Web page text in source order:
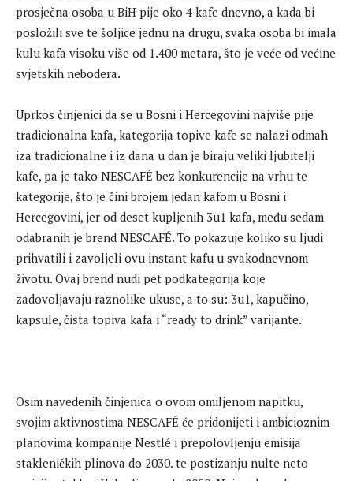
prosječna osoba u BiH pije oko 4 kafe dnevno, a kada bi
posložili sve te šoljice jednu na drugu, svaka osoba bi imala
kulu kafa visoku više od 1.400 metara, što je veće od većine
svjetskih nebodera.
Uprkos činjenici da se u Bosni i Hercegovini najviše pije
tradicionalna kafa, kategorija topive kafe se nalazi odmah
iza tradicionalne i iz dana u dan je biraju veliki ljubitelji
kafe, pa je tako NESCAFÉ bez konkurencije na vrhu te
kategorije, što je čini brojem jedan kafom u Bosni i
Hercegovini, jer od deset kupljenih 3u1 kafa, među sedam
odabranih je brend NESCAFÉ. To pokazuje koliko su ljudi
prihvatili i zavoljeli ovu instant kafu u svakodnevnom
životu. Ovaj brend nudi pet podkategorija koje
zadovoljavaju raznolike ukuse, a to su: 3u1, kapučino,
kapsule, čista topiva kafa i “ready to drink” varijante.
Osim navedenih činjenica o ovom omiljenom napitku,
svojim aktivnostima NESCAFÉ će pridonijeti i ambicioznim
planovima kompanije Nestlé i prepolovljenju emisija
stakleničkih plinova do 2030. te postizanju nulte neto